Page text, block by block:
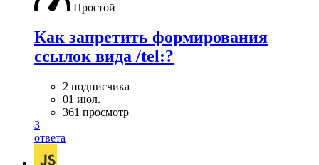
Простой
Как запретить формирования
ссылок вида /tel:?
2 подписчика
01 июл.
361 просмотр
3
ответа